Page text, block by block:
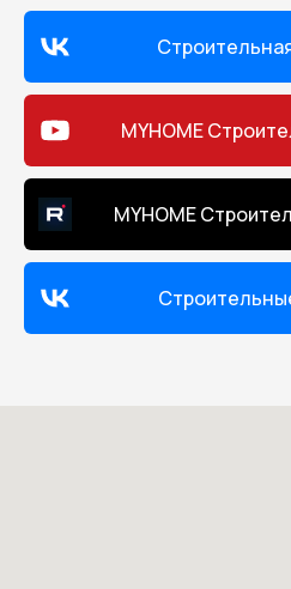
регламентируемой эксплуатации
которых менее гарантийного.
Продукты компании SAGOLA S.A.
продаются исключительно через
наших дистрибьюторов с запасными
частями и гарантией.
MYHOME
MYHOME